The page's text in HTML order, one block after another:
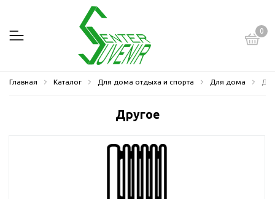
0
Главная Каталог Для дома отдыха и спорта Для дома
Другое